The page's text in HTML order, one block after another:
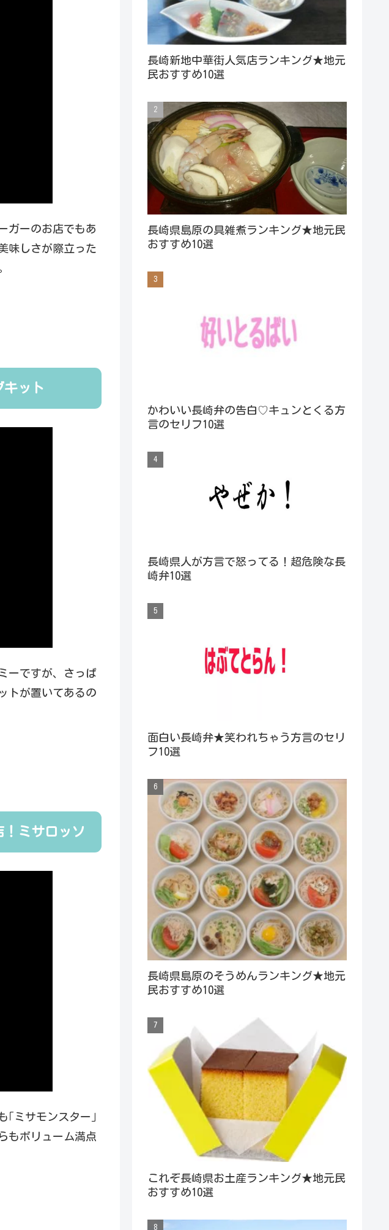
ガーのお店でもあ
味しさが際立った
ット
ーですが、さっぱ
トが置いてあるの
ミサロッソ
ミサモンスター｣
もボリューム満点
長崎新地中華街人気店ランキング★地元
民おすすめ10選
長崎県島原の具雑煮ランキング★地元民
おすすめ10選
かわいい長崎弁の告白♡キュンとくる方
言のセリフ10選
長崎県人が方言で怒ってる！超危険な長
崎弁10選
面白い長崎弁★笑われちゃう方言のセリ
フ10選
長崎県島原のそうめんランキング★地元
民おすすめ10選
これぞ長崎県お土産ランキング★地元民
おすすめ10選